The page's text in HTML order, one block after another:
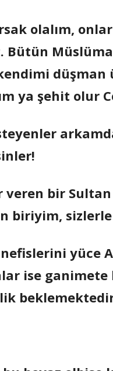
olalım,
Bütün
düşman
ya şehit olur
bir
biriyim,
yüce
ise